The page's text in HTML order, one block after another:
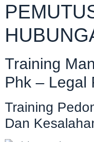
Training
Phk – Legal
Training
Dan